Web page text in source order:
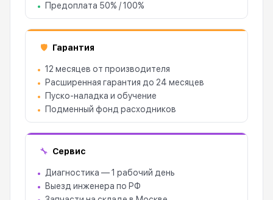
Предоплата 50% / 100%
🛡 Гарантия
12 месяцев от производителя
Расширенная гарантия до 24 месяцев
Пуско-наладка и обучение
Подменный фонд расходников
🔧 Сервис
Диагностика — 1 рабочий день
Выезд инженера по РФ